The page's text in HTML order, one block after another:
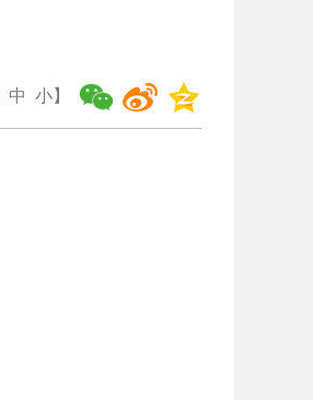
中 小】